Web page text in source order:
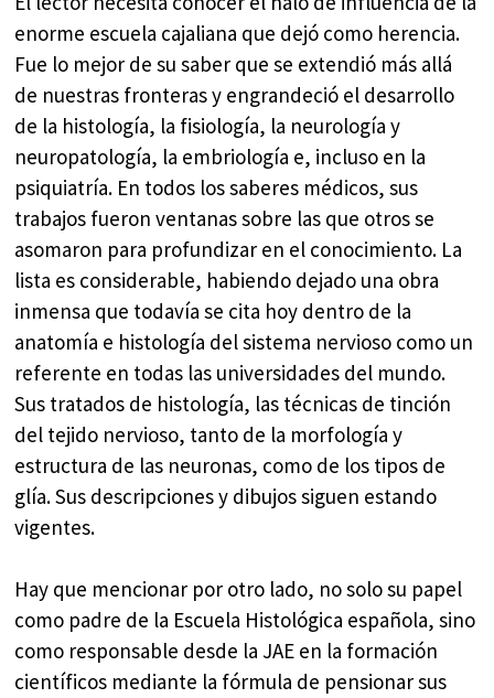
enorme escuela cajaliana que dejó como herencia.
Fue lo mejor de su saber que se extendió más allá
de nuestras fronteras y engrandeció el desarrollo
de la histología, la fisiología, la neurología y
neuropatología, la embriología e, incluso en la
psiquiatría. En todos los saberes médicos, sus
trabajos fueron ventanas sobre las que otros se
asomaron para profundizar en el conocimiento. La
lista es considerable, habiendo dejado una obra
inmensa que todavía se cita hoy dentro de la
anatomía e histología del sistema nervioso como un
referente en todas las universidades del mundo.
Sus tratados de histología, las técnicas de tinción
del tejido nervioso, tanto de la morfología y
estructura de las neuronas, como de los tipos de
glía. Sus descripciones y dibujos siguen estando
vigentes.
Hay que mencionar por otro lado, no solo su papel
como padre de la Escuela Histológica española, sino
como responsable desde la JAE en la formación
científicos mediante la fórmula de pensionar sus